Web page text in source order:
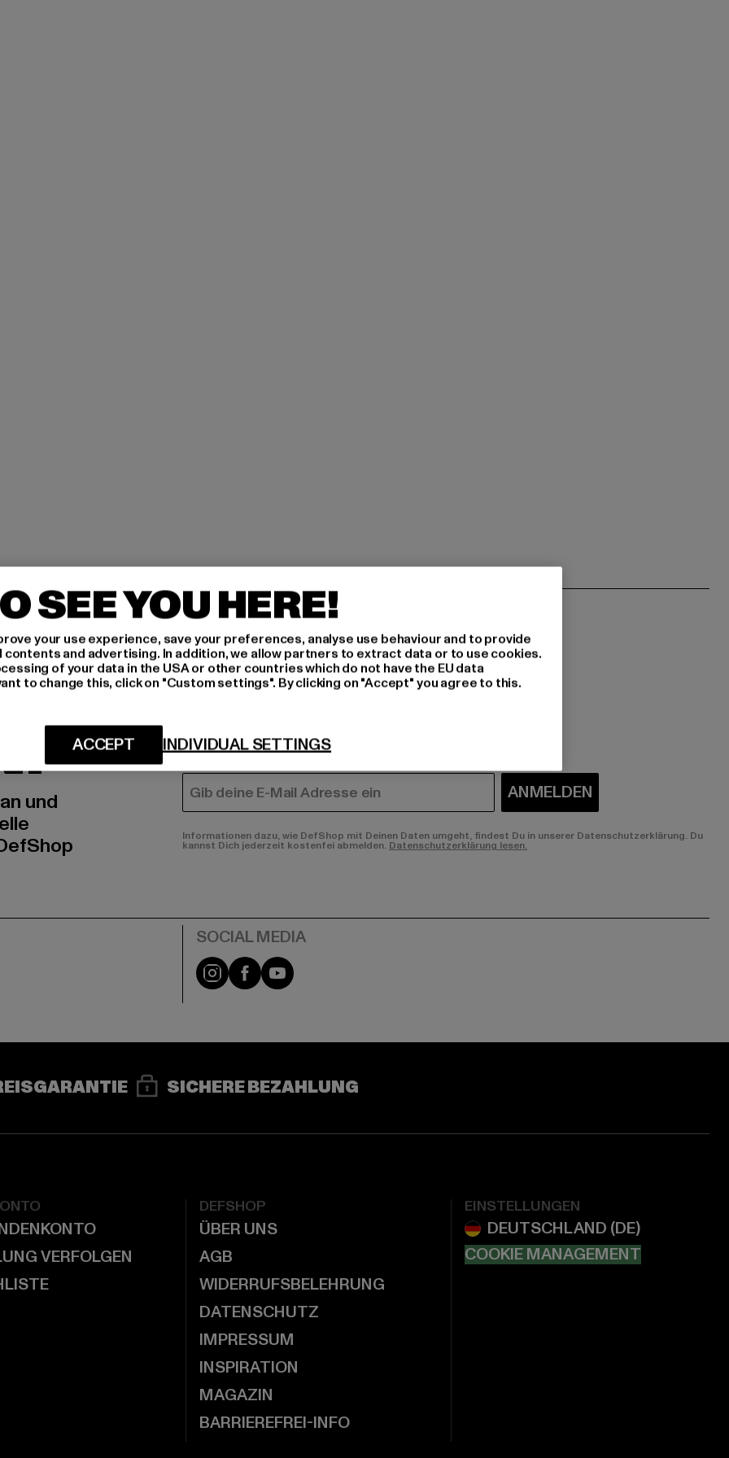
AN,
und
MÄNNER
FRAUEN
E-MAIL ANMELDEN
Informationen dazu, wie DefShop mit Deinen Daten umgeht, findest Du in unserer Datenschutzerklärung. Du
kannst Dich jederzeit kostenfei abmelden. Datenschutzerklärung lesen.
Instagram
FacebookYouTube
SICHERE BEZAHLUNG
VERFOLGEN
DEFSHOP
ÜBER UNS
AGB
WIDERRUFSBELEHRUNG
DATENSCHUTZ
IMPRESSUM
INSPIRATION
MAGAZIN
BARRIEREFREI-INFO
EINSTELLUNGEN
COOKIE MANAGEMENT
SEE YOU HERE!
your use experience, save your preferences, analyse use behaviour and to provide
and advertising. In addition, we allow partners to extract data or to use cookies.
of your data in the USA or other countries which do not have the EU data
to change this, click on "Custom settings". By clicking on "Accept" you agree to this.
INDIVIDUAL SETTINGS
ACCEPT